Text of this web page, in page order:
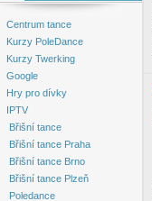
Centrum tance
Kurzy PoleDance
Kurzy Twerking
Google
Hry pro dívky
IPTV
Břišní tance
Břišní tance Praha
Břišní tance Brno
Břišní tance Plzeň
Poledance